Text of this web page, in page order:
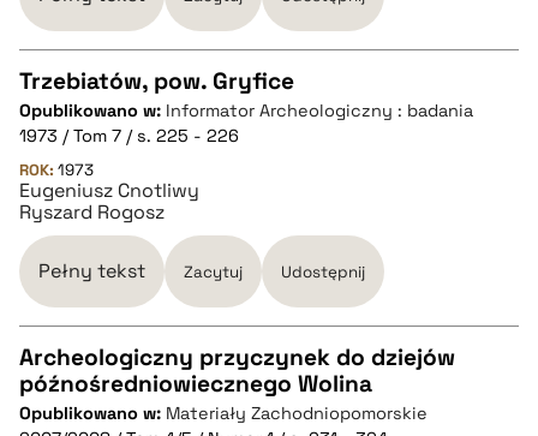
CZYSTY TEKST
pobierz cytat
BIBTEX
Trzebiatów, pow. Gryfice
Opublikowano w: Informator Archeologiczny : badania
1973 / Tom 7 / s. 225 - 226
ROK: 1973
Eugeniusz Cnotliwy
Ryszard Rogosz
Pełny tekst Zacytuj Udostępnij
CZYSTY TEKST
Archeologiczny przyczynek do dziejów
późnośredniowiecznego Wolina
Opublikowano w: Materiały Zachodniopomorskie